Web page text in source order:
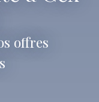
offres